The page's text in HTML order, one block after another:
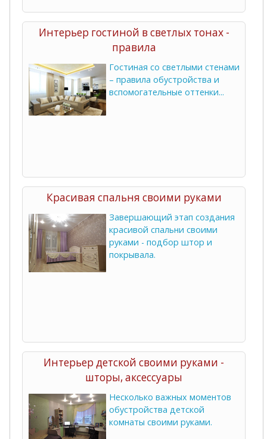
Интерьер гостиной в светлых тонах -
правила
Гостиная со светлыми стенами
– правила обустройства и
вспомогательные оттенки...
Красивая спальня своими руками
Завершающий этап создания
красивой спальни своими
руками - подбор штор и
покрывала.
Интерьер детской своими руками -
шторы, аксессуары
Несколько важных моментов
обустройства детской
комнаты своими руками.